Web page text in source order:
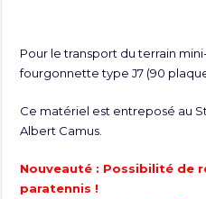
Pour le transport du terrain
fourgonnette type J7 (90
Ce matériel est entreposé au
Albert Camus.
Nouveauté : Possibilité de
paratennis !